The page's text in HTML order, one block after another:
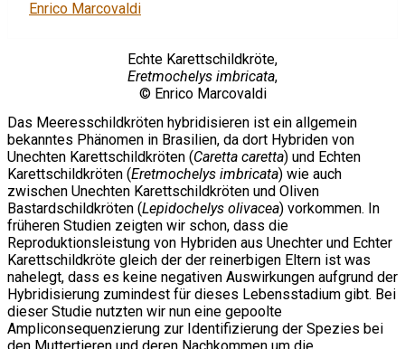
Echte Karettschildkröte,
Eretmochelys imbricata,
© Enrico Marcovaldi
Das Meeresschildkröten hybridisieren ist ein allgemein
bekanntes Phänomen in Brasilien, da dort Hybriden von
Unechten Karettschildkröten (Caretta caretta) und Echten
Karettschildkröten (Eretmochelys imbricata) wie auch
zwischen Unechten Karettschildkröten und Oliven
Bastardschildkröten (Lepidochelys olivacea) vorkommen. In
früheren Studien zeigten wir schon, dass die
Reproduktionsleistung von Hybriden aus Unechter und Echter
Karettschildkröte gleich der der reinerbigen Eltern ist was
nahelegt, dass es keine negativen Auswirkungen aufgrund der
Hybridisierung zumindest für dieses Lebensstadium gibt. Bei
dieser Studie nutzten wir nun eine gepoolte
Ampliconsequenzierung zur Identifizierung der Spezies bei